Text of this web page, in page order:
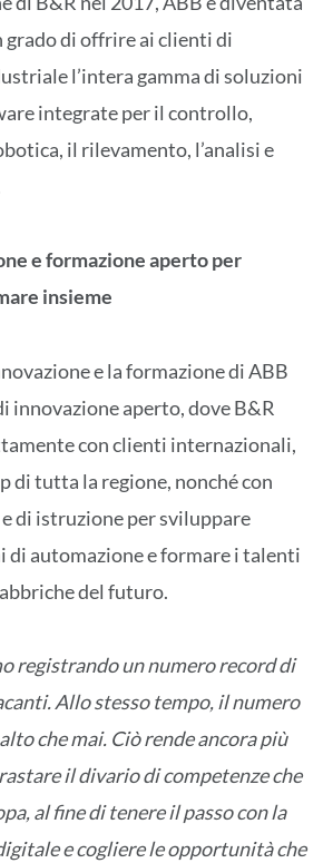
grado di offrire ai clienti di
l’intera gamma di soluzioni
integrate per il controllo,
il rilevamento, l’analisi e
e formazione aperto per
insieme
e la formazione di ABB
innovazione aperto, dove B&R
con clienti internazionali,
di tutta la regione, nonché con
di istruzione per sviluppare
di automazione e formare i talenti
del futuro.
registrando un numero record di
Allo stesso tempo, il numero
che mai. Ciò rende ancora più
il divario di competenze che
al fine di tenere il passo con la
e cogliere le opportunità che